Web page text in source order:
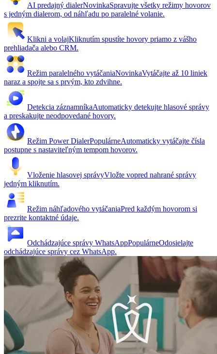
AI predajný dialerNovinkaSpravujte všetky režimy hovorov
s jedným dialerom, od náhľadu po paralelné volanie.
Klikni a volajKliknutím spustíte hovory priamo z vášho
prehliadača alebo CRM.
Režim paralelného vytáčaniaNovinkaVytáčajte až 10 liniek
naraz a spojte sa s prvým, kto zdvihne.
Detekcia záznamníkaAutomaticky detekujte hlasové správy
a preskakujte neodpovedané hovory.
Režim Power DialerPopulárneAutomaticky vytáčajte čísla
postupne s nastaviteľným tempom hovorov.
Vloženie hlasovej správyVložte vopred nahrané správy
jedným kliknutím.
Režim náhľadového vytáčaniaPred každým hovorom si
prezrite kontaktné údaje.
Odchádzajúce správy WhatsAppPopulárneOdosielajte
odchádzajúce správy cez WhatsApp.